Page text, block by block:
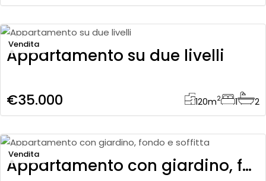
Vendita
Appartamento su due livelli
€35.000 120m2 1 2
Vendita
Appartamento con giardino, fondo e soffitta